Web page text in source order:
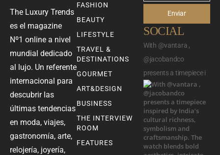
The Luxury Trends
es el magazine
Nº1 online a nivel
mundial dedicado
al lujo. Un referente
internacional para
descubrir las
últimas tendencias
en moda, viajes,
gastronomía, arte,
relojería, joyería,
FASHION
BEAUTY
LIFESTYLE
TRAVEL &
DESTINATIONS
GOURMET
ART&DESIGN
BUSINESS
THE INTERVIEW
ROOM
FEATURES
Enviar
SOCIAL
With @vantara ,
@jacobandco
presents a timepiece i